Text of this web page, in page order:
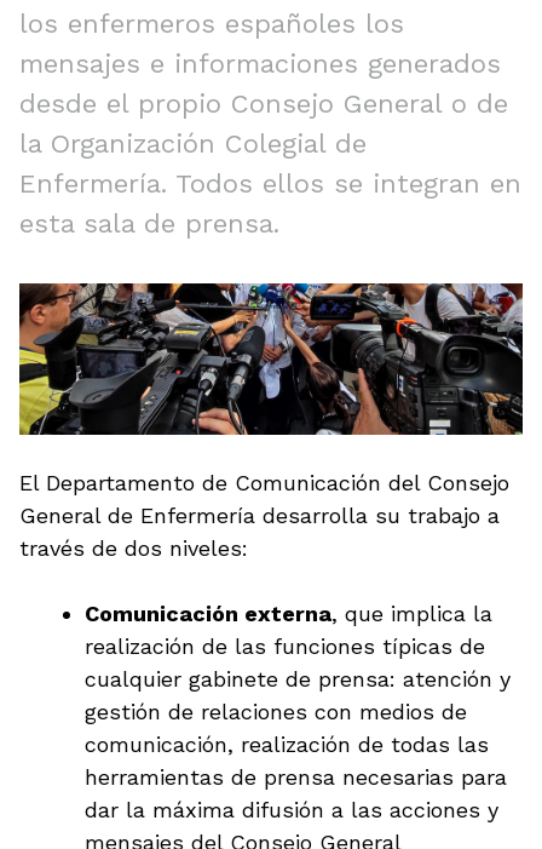
los enfermeros españoles los
mensajes e informaciones generados
desde el propio Consejo General o de
la Organización Colegial de
Enfermería. Todos ellos se integran en
esta sala de prensa.
El Departamento de Comunicación del Consejo
General de Enfermería desarrolla su trabajo a
través de dos niveles:
Comunicación externa, que implica la
realización de las funciones típicas de
cualquier gabinete de prensa: atención y
gestión de relaciones con medios de
comunicación, realización de todas las
herramientas de prensa necesarias para
dar la máxima difusión a las acciones y
mensajes del Consejo General